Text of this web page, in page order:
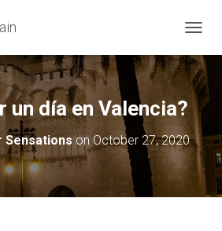
O
G
G
E
A
un día en Valencia?
Sensationson October 27, 2020